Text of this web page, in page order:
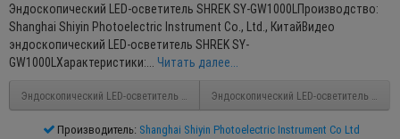
Эндоскопический LED-осветитель SHREK SY-GW1000LПроизводство:
Shanghai Shiyin Photoelectric Instrument Co., Ltd., КитайВидео
эндоскопический LED-осветитель SHREK SY-
GW1000LХарактеристики:... Читать далее...
Эндоскопический LED-осветитель SHREK SY-GW900LЭндоскопический LED-осветитель
Производитель: Shanghai Shiyin Photoelectric Instrument Co Ltd